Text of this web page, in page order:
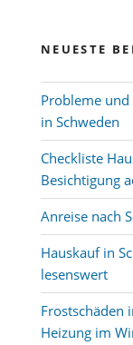
NEUESTE
Probleme
in Schweden
Checkliste
Besichtigung
Anreise nach
Hauskauf in
lesenswert
Frostschäden
Heizung im